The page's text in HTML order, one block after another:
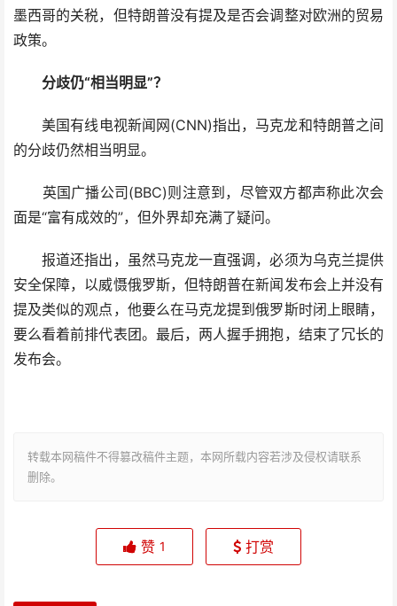
墨西哥的关税，但特朗普没有提及是否会调整对欧洲的贸易
政策。
分歧仍“相当明显”？
美国有线电视新闻网(CNN)指出，马克龙和特朗普之间
的分歧仍然相当明显。
英国广播公司(BBC)则注意到，尽管双方都声称此次会
面是“富有成效的”，但外界却充满了疑问。
报道还指出，虽然马克龙一直强调，必须为乌克兰提供
安全保障，以威慑俄罗斯，但特朗普在新闻发布会上并没有
提及类似的观点，他要么在马克龙提到俄罗斯时闭上眼睛，
要么看着前排代表团。最后，两人握手拥抱，结束了冗长的
发布会。
转载本网稿件不得篡改稿件主题，本网所载内容若涉及侵权请联系
删除。
赞 1 打赏